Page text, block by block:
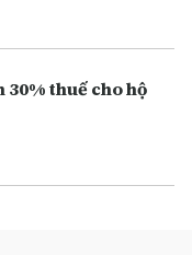
30% thuế cho hộ